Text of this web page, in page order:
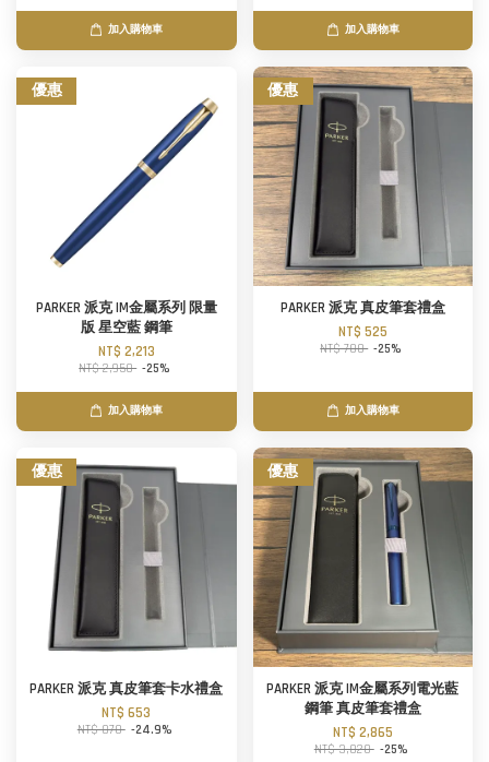
加入購物車 加入購物車
優惠
PARKER 派克 IM金屬系列 限量
版 星空藍 鋼筆
NT$ 2,213
NT$ 2,950 -25%
加入購物車
優惠
PARKER 派克 真皮筆套禮盒
NT$ 525
NT$ 700 -25%
加入購物車
優惠
PARKER 派克 真皮筆套卡水禮盒
NT$ 653
NT$ 870 -24.9%
優惠
PARKER 派克 IM金屬系列電光藍
鋼筆 真皮筆套禮盒
NT$ 2,865
NT$ 3,820 -25%